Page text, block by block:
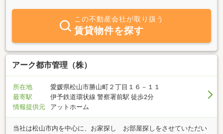
この不動産会社が取り扱う
賃貸物件を探す
アーク都市管理（株）
所在地
愛媛県松山市勝山町２丁目１６－１１
最寄駅
伊予鉄道環状線 警察署前駅 徒歩2分
情報提供元
アットホーム
当社は松山市内を中心に、お家探し お部屋探しをさせていただい